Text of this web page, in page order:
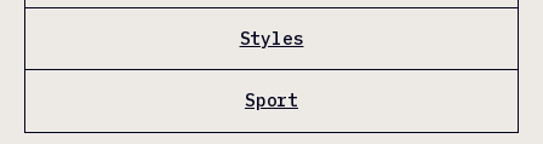
Styles
Sport